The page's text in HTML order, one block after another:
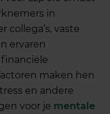
in
collega’s, vaste
ervaren
maken hen
en andere
voor je mentale